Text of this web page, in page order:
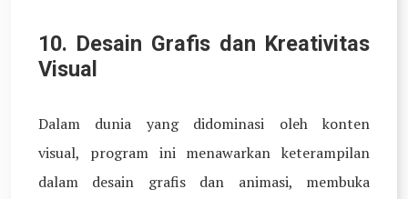
10. Desain Grafis dan Kreativitas
Visual
Dalam dunia yang didominasi oleh konten
visual, program ini menawarkan keterampilan
dalam desain grafis dan animasi, membuka